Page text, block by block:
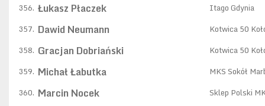
356. Łukasz Płaczek
Itago Gdynia
357. Dawid Neumann
Kotwica 50
358. Gracjan Dobriański
Kotwica 50
359. Michał Łabutka
MKS Sokół
360. Marcin Nocek
Sklep Polski